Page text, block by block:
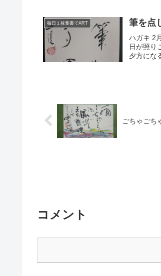
毎日１枚葉書でART 筆を点
ハガキ 2
日が照り
夕方にな
ごちゃごち
コメント